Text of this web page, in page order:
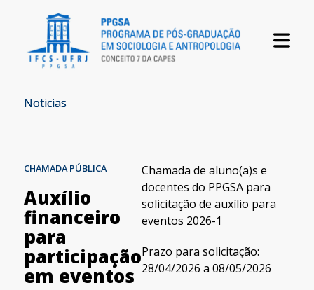
Noticias
CHAMADA PÚBLICA
Auxílio
financeiro
para
participação
em eventos
Chamada de aluno(a)s e
docentes do PPGSA para
solicitação de auxílio para
eventos 2026-1
Prazo para solicitação:
28/04/2026 a 08/05/2026